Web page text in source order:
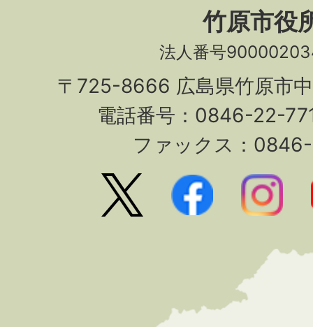
竹原市役
法人番号
〒725-8666 広島県竹原市
電話番号：0846-22-
ファックス：